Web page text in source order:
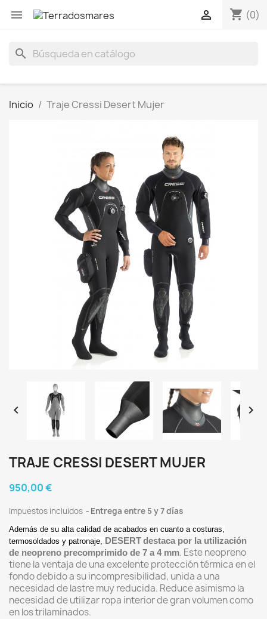
 shopping_cart (0)

search
Inicio Traje Cressi Desert Mujer
 
TRAJE CRESSI DESERT MUJER
950,00 €
Impuestos incluidos Entrega entre 5 y 7 días
Además de su alta calidad de acabados en cuanto a costuras,
termosoldados y patronaje, DESERTdestaca por la utilización
de neopreno precomprimido de 7 a 4 mm. Este neopreno
tiene la ventaja de una excelente protección térmica en el
fondo debido a su incompresibilidad, unida a una
necesidad de lastre muy reducida. Reduce asimismo la
necesidad de utilizar ropa interior de gran volumen como
en los trilaminados.